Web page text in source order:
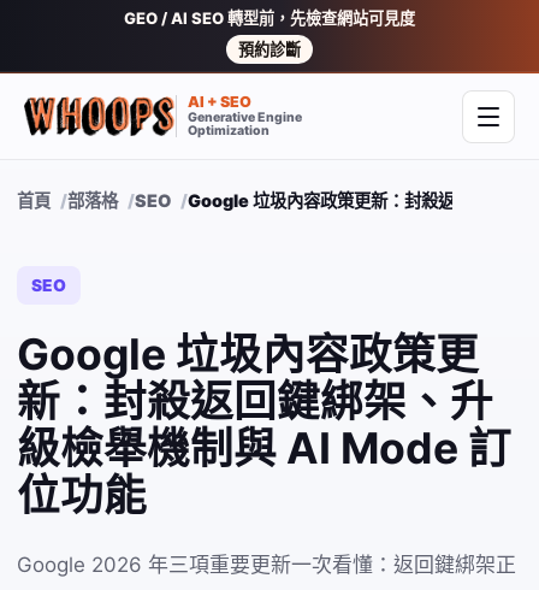
GEO / AI SEO 轉型前，先檢查網站可見度
預約診斷
AI + SEO
Generative Engine
Optimization
開啟
首頁 部落格 SEO Google 垃圾內容政策更新：封殺返回鍵綁架
SEO
Google 垃圾內容政策更
新：封殺返回鍵綁架、升
級檢舉機制與 AI Mode 訂
位功能
Google 2026 年三項重要更新一次看懂：返回鍵綁架正